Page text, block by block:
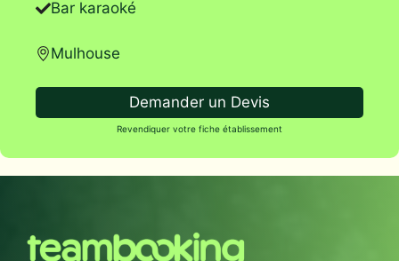
Bar karaoké
Mulhouse
Demander un Devis
Revendiquer votre fiche établissement